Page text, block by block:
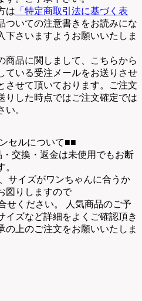
は 「特定商取引法に基づく表
ついての注意書きをお読みにな
下さいますようお願いいたしま
商品に関しまして、こちらから
ている受注メールをお送りさせ
させて頂いております。ご注文
りした時点ではご注文確定では
。
セルについて■■
交換・返金は未使用でもお断
サイズがワンちゃんに合うか
図りしますので
せください。 人気商品のご予
イズなど詳細をよくご確認頂き
の上のご注文をお願いいたしま